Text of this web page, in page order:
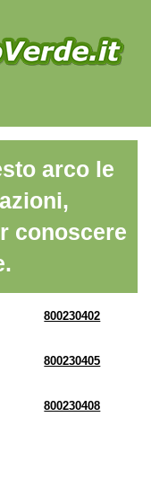
arco le
conoscere
800230402
800230405
800230408